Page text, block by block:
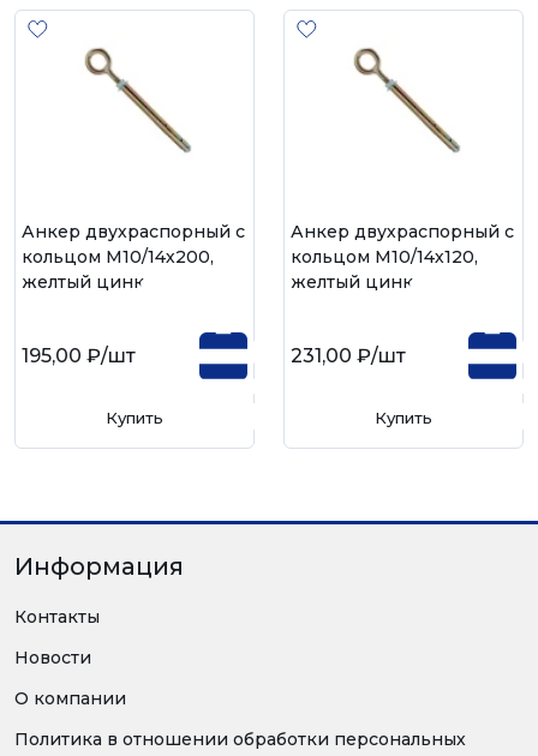
Анкер двухраспорный с
кольцом М10/14х200,
желтый цинк
195,00 ₽/шт
Купить
Анкер двухраспорный с
кольцом М10/14х120,
желтый цинк
231,00 ₽/шт
Купить
Информация
Контакты
Новости
О компании
Политика в отношении обработки персональных